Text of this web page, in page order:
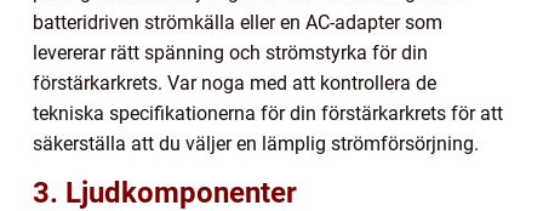
batteridriven strömkälla eller en AC-adapter som
levererar rätt spänning och strömstyrka för din
förstärkarkrets. Var noga med att kontrollera de
tekniska specifikationerna för din förstärkarkrets för att
säkerställa att du väljer en lämplig strömförsörjning.
3. Ljudkomponenter